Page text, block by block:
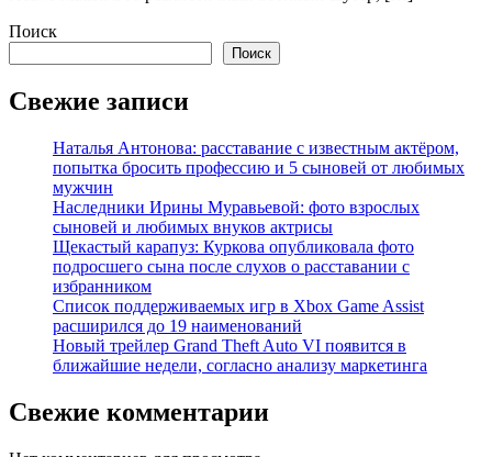
Поиск
Поиск
Свежие записи
Наталья Антонова: расставание с известным актёром,
попытка бросить профессию и 5 сыновей от любимых
мужчин
Наследники Ирины Муравьевой: фото взрослых
сыновей и любимых внуков актрисы
Щекастый карапуз: Куркова опубликовала фото
подросшего сына после слухов о расставании с
избранником
Список поддерживаемых игр в Xbox Game Assist
расширился до 19 наименований
Новый трейлер Grand Theft Auto VI появится в
ближайшие недели, согласно анализу маркетинга
Свежие комментарии